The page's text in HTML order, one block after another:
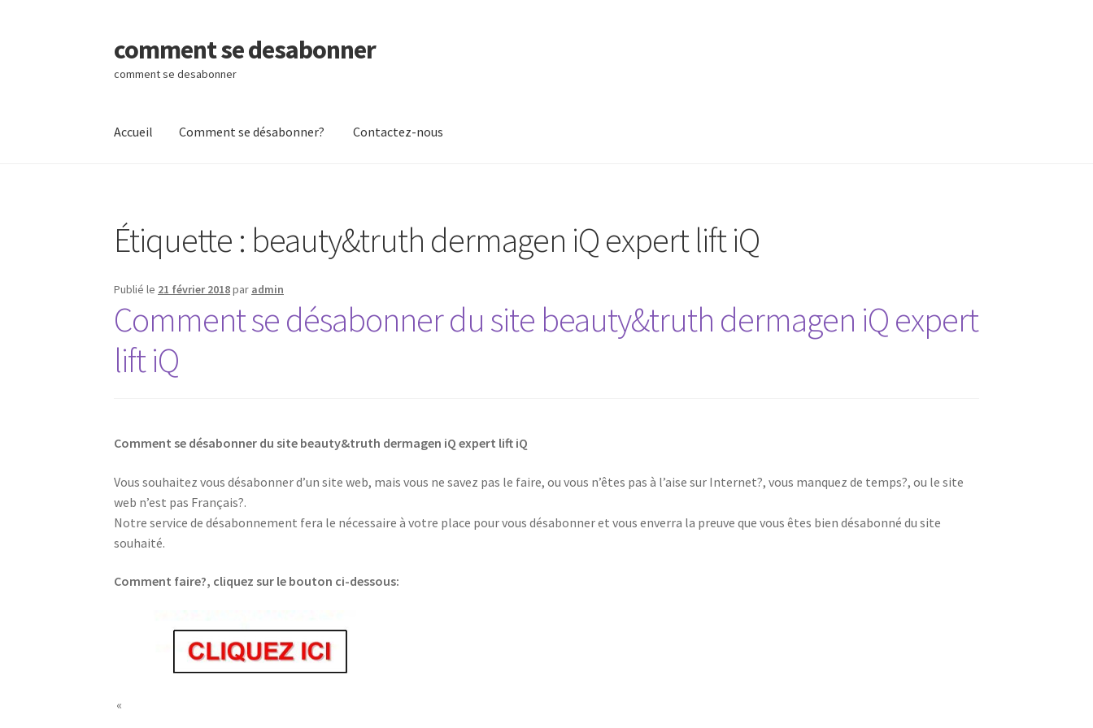
Aller
à
la
Aller
au
contenu
comment se desabonner
comment se desabonner
Accueil Comment se désabonner? Contactez-nous
Étiquette : beauty&truth dermagen iQ expert lift iQ
Publié le 21 février 2018par admin
Comment se désabonner du site beauty&truth dermagen iQ expert
lift iQ
Comment se désabonner du site beauty&truth dermagen iQ expert lift iQ
Vous souhaitez vous désabonner d’un site web, mais vous ne savez pas le faire, ou vous n’êtes pas à l’aise sur Internet?, vous manquez de temps?, ou le site
web n’est pas Français?.
Notre service de désabonnement fera le nécessaire à votre place pour vous désabonner et vous enverra la preuve que vous êtes bien désabonné du site
souhaité.
Comment faire?, cliquez sur le bouton ci-dessous:
«